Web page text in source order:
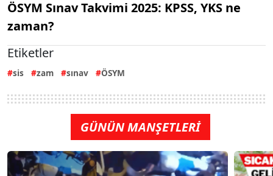
ÖSYM Sınav Takvimi 2025: KPSS, YKS ne
zaman?
Etiketler
sis zam sınav ÖSYM
GÜNÜN MANŞETLERİ